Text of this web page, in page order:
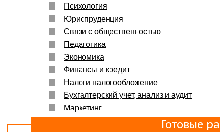
Психология
Юриспруденция
Связи с общественностью
Педагогика
Экономика
Финансы и кредит
Налоги налогообложение
Бухгалтерский учет, анализ и аудит
Маркетинг
Готовые